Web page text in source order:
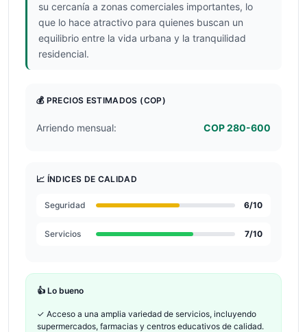
su cercanía a zonas comerciales importantes, lo
que lo hace atractivo para quienes buscan un
equilibrio entre la vida urbana y la tranquilidad
residencial.
💰 PRECIOS ESTIMADOS (COP)
Arriendo mensual: COP 280-600
📈 ÍNDICES DE CALIDAD
Seguridad 6/10
Servicios 7/10
👍 Lo bueno
✓ Acceso a una amplia variedad de servicios, incluyendo
supermercados, farmacias y centros educativos de calidad.